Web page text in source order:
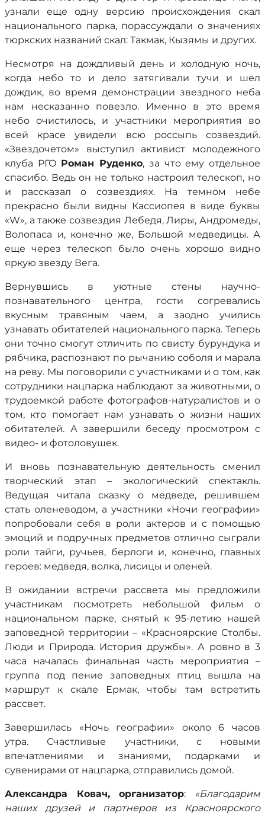
узнали еще одну версию происхождения скал
национального парка, порассуждали о значениях
тюркских названий скал: Такмак, Кызямы и других.
Несмотря на дождливый день и холодную ночь,
когда небо то и дело затягивали тучи и шел
дождик, во время демонстрации звездного неба
нам несказанно повезло. Именно в это время
небо очистилось, и участники мероприятия во
всей красе увидели всю россыпь созвездий.
«Звездочетом» выступил активист молодежного
клуба РГО Роман Руденко, за что ему отдельное
спасибо. Ведь он не только настроил телескоп, но
и рассказал о созвездиях. На темном небе
прекрасно были видны Кассиопея в виде буквы
«W», а также созвездия Лебедя, Лиры, Андромеды,
Волопаса и, конечно же, Большой медведицы. А
еще через телескоп было очень хорошо видно
яркую звезду Вега.
Вернувшись в уютные стены научно-
познавательного центра, гости согревались
вкусным травяным чаем, а заодно учились
узнавать обитателей национального парка. Теперь
они точно смогут отличить по свисту бурундука и
рябчика, распознают по рычанию соболя и марала
на реву. Мы поговорили с участниками и о том, как
сотрудники нацпарка наблюдают за животными, о
трудоемкой работе фотографов-натуралистов и о
том, кто помогает нам узнавать о жизни наших
обитателей. А завершили беседу просмотром с
видео- и фотоловушек.
И вновь познавательную деятельность сменил
творческий этап – экологический спектакль.
Ведущая читала сказку о медведе, решившем
стать оленеводом, а участники «Ночи географии»
попробовали себя в роли актеров и с помощью
эмоций и подручных предметов отлично сыграли
роли тайги, ручьев, берлоги и, конечно, главных
героев: медведя, волка, лисицы и оленей.
В ожидании встречи рассвета мы предложили
участникам посмотреть небольшой фильм о
национальном парке, снятый к 95-летию нашей
заповедной территории – «Красноярские Столбы.
Люди и Природа. История дружбы». А ровно в 3
часа началась финальная часть мероприятия –
группа под пение заповедных птиц вышла на
маршрут к скале Ермак, чтобы там встретить
рассвет.
Завершилась «Ночь географии» около 6 часов
утра. Счастливые участники, с новыми
впечатлениями и знаниями, подарками и
сувенирами от нацпарка, отправились домой.
Александра Ковач, организатор:
«Благодарим
наших друзей и партнеров из Красноярского